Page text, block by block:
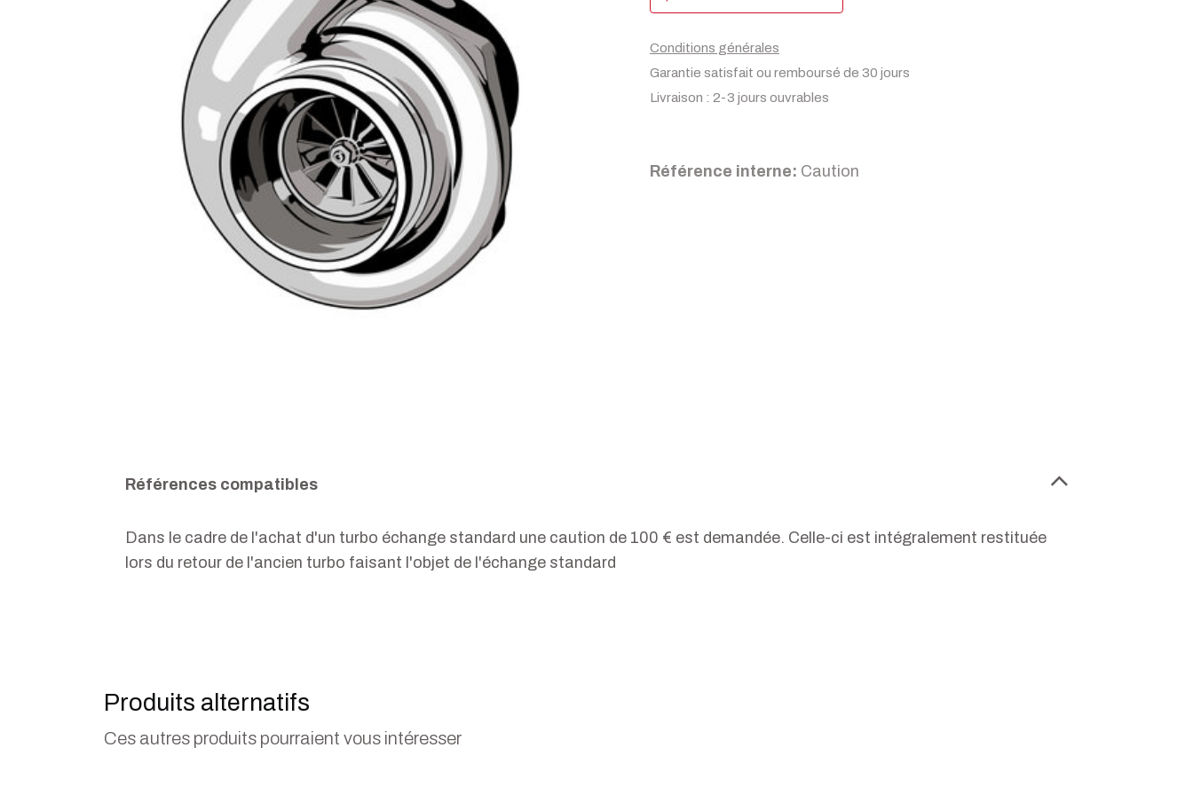
Conditions générales
Garantie satisfait ou remboursé de 30 jours
Livraison : 2-3 jours ouvrables
Référence interne: Caution
Références compatibles
Dans le cadre de l'achat d'un turbo échange standard une caution de 100 € est demandée. Celle-ci est intégralement restituée
lors du retour de l'ancien turbo faisant l'objet de l'échange standard
Produits alternatifs
Ces autres produits pourraient vous intéresser